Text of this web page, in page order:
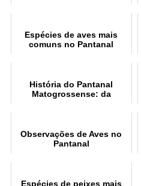
Espécies de aves mais
comuns no Pantanal
História do Pantanal
Matogrossense: da
Observações de Aves no
Pantanal
Espécies de peixes mais